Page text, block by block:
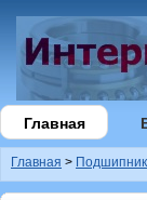
Главная
Главная >